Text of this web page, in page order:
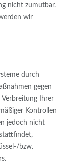
nicht zumutbar.
wir
durch
gegen
Verbreitung Ihrer
Kontrollen
jedoch nicht
bzw.